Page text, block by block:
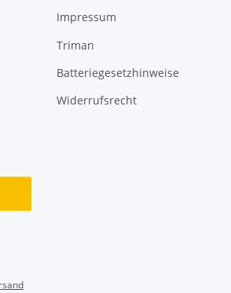
Impressum
Triman
Batteriegesetzhinweise
Widerrufsrecht